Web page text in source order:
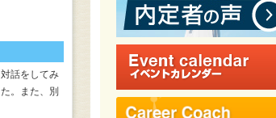
話をしてみ
。また、別